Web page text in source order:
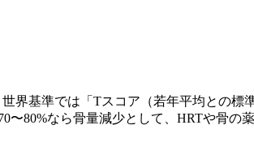
基準では「Tスコア（若年平均との標
70〜80%なら骨量減少として、 HRTや骨の